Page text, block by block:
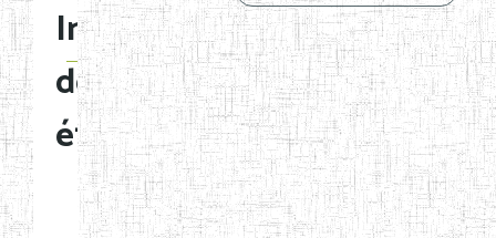
Immatriculation
des
établissements